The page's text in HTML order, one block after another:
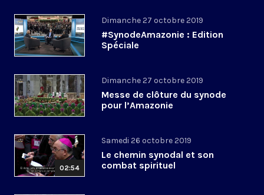
Dimanche 27 octobre 2019
#SynodeAmazonie : Edition
Spéciale
Dimanche 27 octobre 2019
Messe de clôture du synode
pour l’Amazonie
02:54
Samedi 26 octobre 2019
Le chemin synodal et son
combat spirituel